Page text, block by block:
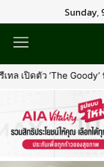
Sunday,
ส์ สาขาแรก ณ เซ็นทรั